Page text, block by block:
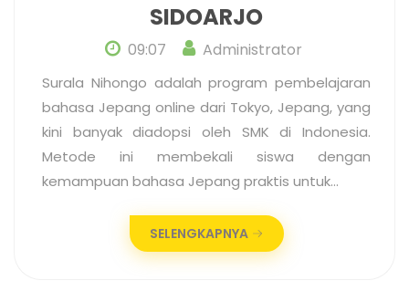
SIDOARJO
09:07 Administrator
Surala Nihongo adalah program pembelajaran
bahasa Jepang online dari Tokyo, Jepang, yang
kini banyak diadopsi oleh SMK di Indonesia.
Metode ini membekali siswa dengan
kemampuan bahasa Jepang praktis untuk…
SELENGKAPNYA